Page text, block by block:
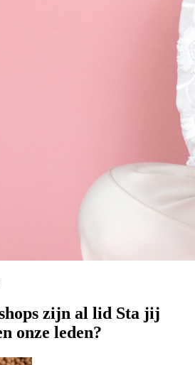
zijn al lid Sta jij
onze leden?